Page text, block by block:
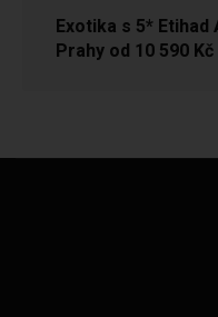
Exotika s 5* Etihad
Prahy od 10 590 Kč